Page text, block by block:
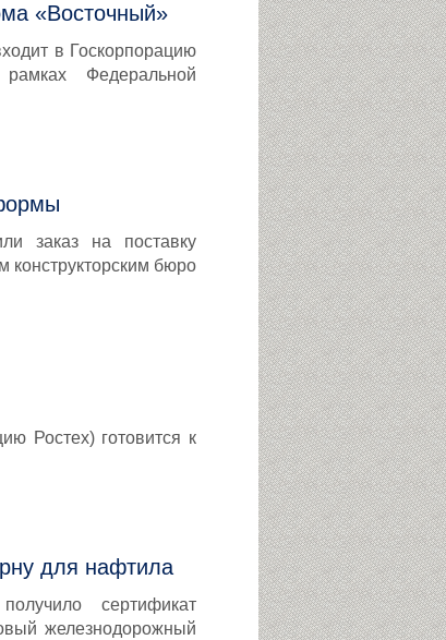
«Восточный»
в Госкорпорацию
Федеральной
заказ на поставку
конструкторским бюро
Ростех) готовится к
для нафтила
сертификат
железнодорожный